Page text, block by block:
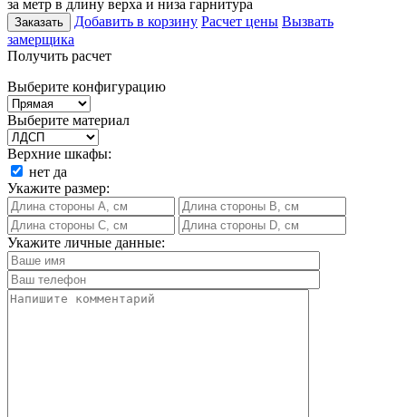
за метр в длину верха и низа гарнитура
Заказать Добавить в корзину Расчет цены Вызвать
замерщика
Получить расчет
Выберите конфигурацию
Выберите материал
Верхние шкафы:
нет да
Укажите размер:
Укажите личные данные: